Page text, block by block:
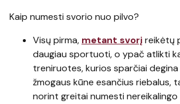
Kaip numesti svorio nuo pilvo?
Visų pirma, metant svorįreikėtų
daugiau sportuoti, o ypač atlikti
treniruotes, kurios sparčiai degina
žmogaus kūne esančius riebalus,
norint greitai numesti nereikalingo